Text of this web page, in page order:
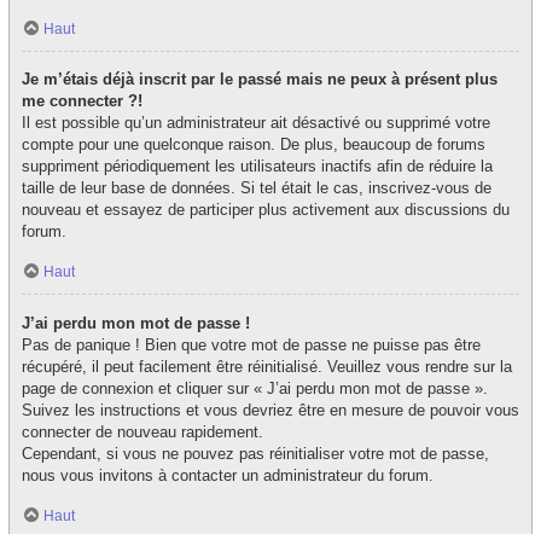
Haut
Je m’étais déjà inscrit par le passé mais ne peux à présent plus
me connecter ?!
Il est possible qu’un administrateur ait désactivé ou supprimé votre
compte pour une quelconque raison. De plus, beaucoup de forums
suppriment périodiquement les utilisateurs inactifs afin de réduire la
taille de leur base de données. Si tel était le cas, inscrivez-vous de
nouveau et essayez de participer plus activement aux discussions du
forum.
Haut
J’ai perdu mon mot de passe !
Pas de panique ! Bien que votre mot de passe ne puisse pas être
récupéré, il peut facilement être réinitialisé. Veuillez vous rendre sur la
page de connexion et cliquer sur « J’ai perdu mon mot de passe ».
Suivez les instructions et vous devriez être en mesure de pouvoir vous
connecter de nouveau rapidement.
Cependant, si vous ne pouvez pas réinitialiser votre mot de passe,
nous vous invitons à contacter un administrateur du forum.
Haut